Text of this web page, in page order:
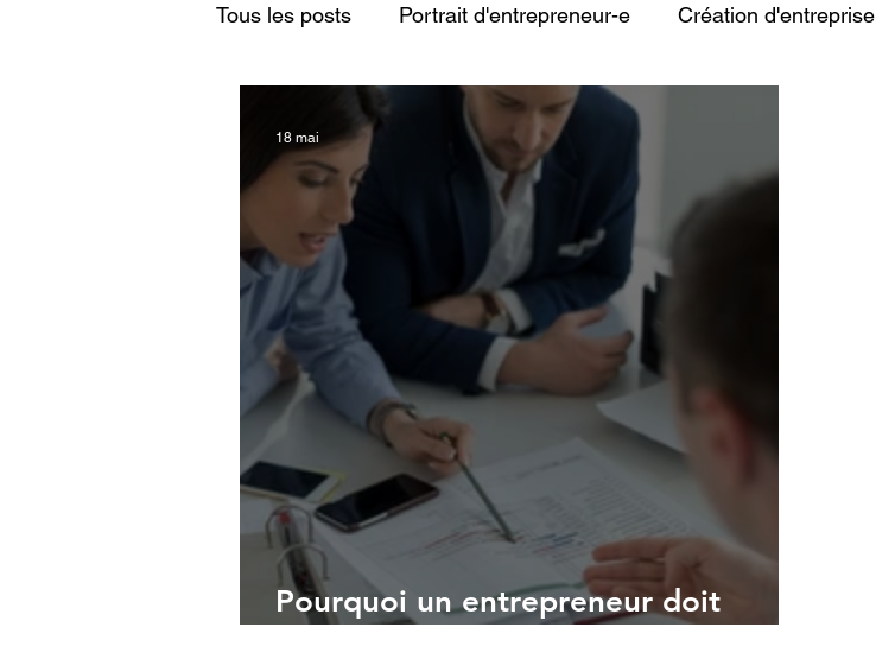
Tous les posts Portrait d'entrepreneur-e Création d'entreprise
Pourquoi un entrepreneur doit
18 mai